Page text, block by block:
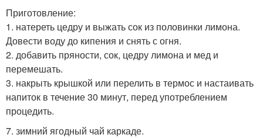
Приготовление:
1. натереть цедру и выжать сок из половинки лимона.
Довести воду до кипения и снять с огня.
2. добавить пряности, сок, цедру лимона и мед и
перемешать.
3. накрыть крышкой или перелить в термос и настаивать
напиток в течение 30 минут, перед употреблением
процедить.
7. зимний ягодный чай каркаде.